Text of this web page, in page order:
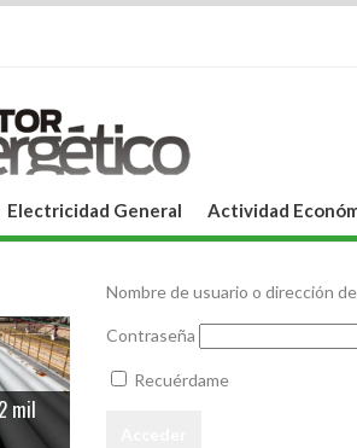
Electricidad General Actividad
Nombre de usuario o dirección
Contraseña
Recuérdame
mil